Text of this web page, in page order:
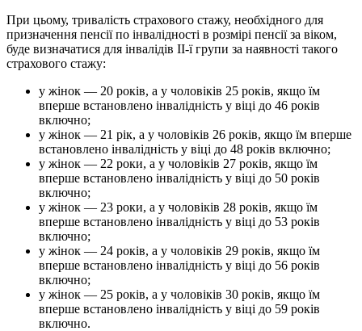
При цьому, тривалість страхового стажу, необхідного для
призначення пенсії по інвалідності в розмірі пенсії за віком,
буде визначатися для інвалідів ІІ-ї групи за наявності такого
страхового стажу:
у жінок — 20 років, а у чоловіків 25 років, якщо їм
вперше встановлено інвалідність у віці до 46 років
включно;
у жінок — 21 рік, а у чоловіків 26 років, якщо їм вперше
встановлено інвалідність у віці до 48 років включно;
у жінок — 22 роки, а у чоловіків 27 років, якщо їм
вперше встановлено інвалідність у віці до 50 років
включно;
у жінок — 23 роки, а у чоловіків 28 років, якщо їм
вперше встановлено інвалідність у віці до 53 років
включно;
у жінок — 24 років, а у чоловіків 29 років, якщо їм
вперше встановлено інвалідність у віці до 56 років
включно;
у жінок — 25 років, а у чоловіків 30 років, якщо їм
вперше встановлено інвалідність у віці до 59 років
включно.